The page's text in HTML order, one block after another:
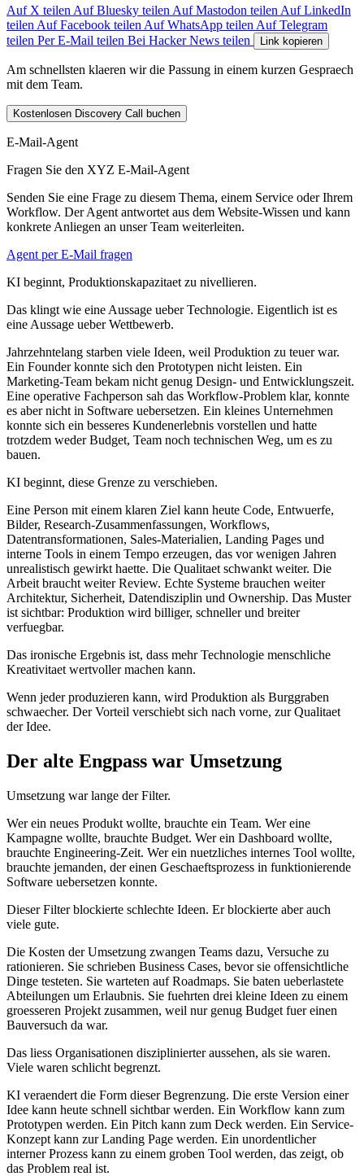
Auf X teilen Auf Bluesky teilen Auf Mastodon teilen Auf LinkedIn
teilen Auf Facebook teilen Auf WhatsApp teilen Auf Telegram
teilen Per E-Mail teilen Bei Hacker News teilen Link kopieren
Am schnellsten klaeren wir die Passung in einem kurzen Gespraech
mit dem Team.
Kostenlosen Discovery Call buchen
E-Mail-Agent
Fragen Sie den XYZ E-Mail-Agent
Senden Sie eine Frage zu diesem Thema, einem Service oder Ihrem
Workflow. Der Agent antwortet aus dem Website-Wissen und kann
konkrete Anliegen an unser Team weiterleiten.
Agent per E-Mail fragen
KI beginnt, Produktionskapazitaet zu nivellieren.
Das klingt wie eine Aussage ueber Technologie. Eigentlich ist es
eine Aussage ueber Wettbewerb.
Jahrzehntelang starben viele Ideen, weil Produktion zu teuer war.
Ein Founder konnte sich den Prototypen nicht leisten. Ein
Marketing-Team bekam nicht genug Design- und Entwicklungszeit.
Eine operative Fachperson sah das Workflow-Problem klar, konnte
es aber nicht in Software uebersetzen. Ein kleines Unternehmen
konnte sich ein besseres Kundenerlebnis vorstellen und hatte
trotzdem weder Budget, Team noch technischen Weg, um es zu
bauen.
KI beginnt, diese Grenze zu verschieben.
Eine Person mit einem klaren Ziel kann heute Code, Entwuerfe,
Bilder, Research-Zusammenfassungen, Workflows,
Datentransformationen, Sales-Materialien, Landing Pages und
interne Tools in einem Tempo erzeugen, das vor wenigen Jahren
unrealistisch gewirkt haette. Die Qualitaet schwankt weiter. Die
Arbeit braucht weiter Review. Echte Systeme brauchen weiter
Architektur, Sicherheit, Datendisziplin und Ownership. Das Muster
ist sichtbar: Produktion wird billiger, schneller und breiter
verfuegbar.
Das ironische Ergebnis ist, dass mehr Technologie menschliche
Kreativitaet wertvoller machen kann.
Wenn jeder produzieren kann, wird Produktion als Burggraben
schwaecher. Der Vorteil verschiebt sich nach vorne, zur Qualitaet
der Idee.
Der alte Engpass war Umsetzung
Umsetzung war lange der Filter.
Wer ein neues Produkt wollte, brauchte ein Team. Wer eine
Kampagne wollte, brauchte Budget. Wer ein Dashboard wollte,
brauchte Engineering-Zeit. Wer ein nuetzliches internes Tool wollte,
brauchte jemanden, der einen Geschaeftsprozess in funktionierende
Software uebersetzen konnte.
Dieser Filter blockierte schlechte Ideen. Er blockierte aber auch
viele gute.
Die Kosten der Umsetzung zwangen Teams dazu, Versuche zu
rationieren. Sie schrieben Business Cases, bevor sie offensichtliche
Dinge testeten. Sie warteten auf Roadmaps. Sie baten ueberlastete
Abteilungen um Erlaubnis. Sie fuehrten drei kleine Ideen zu einem
groesseren Projekt zusammen, weil nur genug Budget fuer einen
Bauversuch da war.
Das liess Organisationen disziplinierter aussehen, als sie waren.
Viele waren schlicht begrenzt.
KI veraendert die Form dieser Begrenzung. Die erste Version einer
Idee kann heute schnell sichtbar werden. Ein Workflow kann zum
Prototypen werden. Ein Pitch kann zum Deck werden. Ein Service-
Konzept kann zur Landing Page werden. Ein unordentlicher
interner Prozess kann zu einem groben Tool werden, das zeigt, ob
das Problem real ist.